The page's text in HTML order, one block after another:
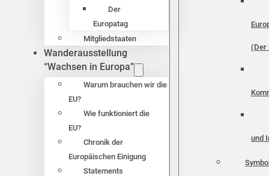
Der
Europatag
Mitgliedstaaten
Wanderausstellung
“Wachsen in Europa”
Warum brauchen wir die
EU?
Wie funktioniert die
EU?
Chronik der
Europäischen Einigung
Statements
(Der
und